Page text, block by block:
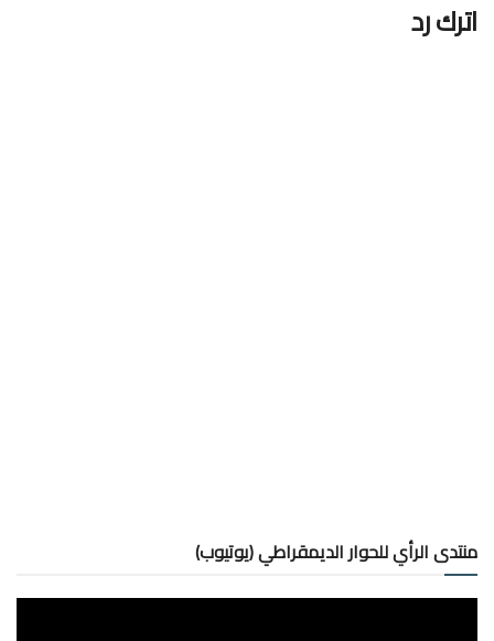
اترك رد
منتدى الرأي للحوار الديمقراطي (يوتيوب)